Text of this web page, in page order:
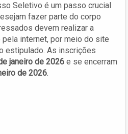
Seletivo é um passo crucial
fazer parte do corpo
devem realizar a
internet, por meio do site
estipulado. As inscrições
janeiro de 2026 e se encerram
de 2026.